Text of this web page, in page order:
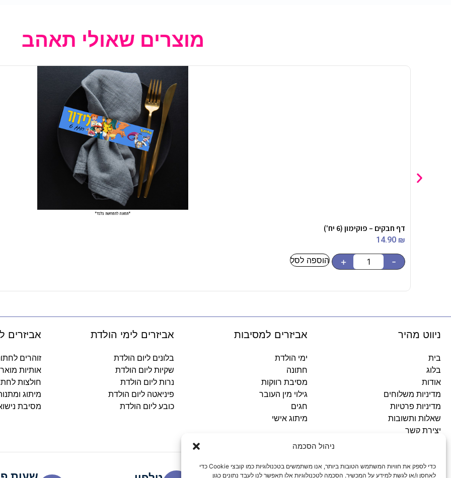
ניהול הסכמה
כדי לספק את חוויות המשתמש הטובות ביותר, אנו משתמשים בטכנולוגיות כמו קובצי Cookie כדי
לאחסן ו/או לגשת למידע על המכשיר. הסכמה לטכנולוגיות אלו תאפשר לנו לעבד נתונים כגון
מוצרים שאולי תאהב
דף חבקים – פוקימון (6 יח')
14.90 ₪
-
+ הוספה לסל
ניווט מהיר
בית
בלוג
אודות
מדיניות משלוחים
מדיניות פרטיות
שאלות ותשובות
יצירת קשר
אביזרים למסיבות
ימי הולדת
חתונה
מסיבת רווקות
גילוי מין העובר
חגים
מיתוג אישי
אביזרים לימי הולדת
בלונים ליום הולדת
שקיות ליום הולדת
נרות ליום הולדת
פיניאטה ליום הולדת
כובע ליום הולדת
אביזרים
זוהרים
אותיות
חולצות
מיתוג
מסיבת